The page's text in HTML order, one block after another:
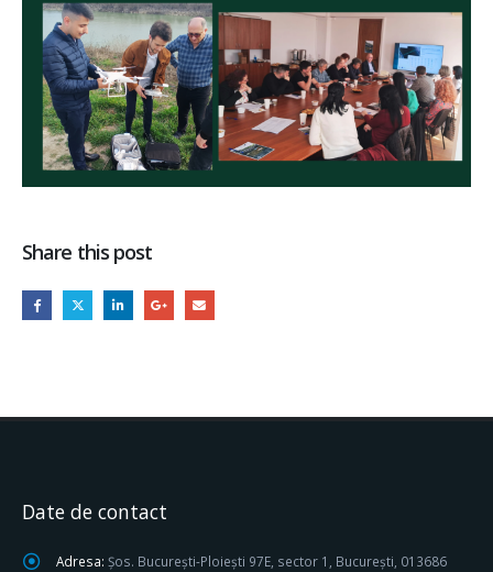
Share this post
Date de contact
Adresa: Șos. București-Ploiești 97E, sector 1, București, 013686